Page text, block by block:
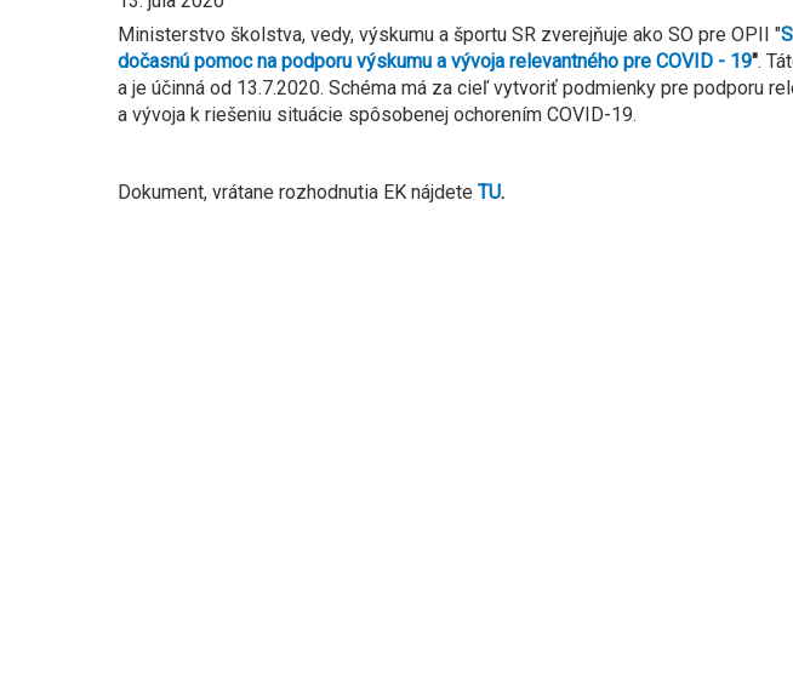
Ministerstvo školstva, vedy, výskumu a športu SR zverejňuje ako SO pre OPII "
dočasnú pomoc na podporu výskumu a vývoja relevantného pre COVID - 19".
a je účinná od 13.7.2020. Schéma má za cieľ vytvoriť podmienky pre podporu
a vývoja k riešeniu situácie spôsobenej ochorením COVID-19.
Dokument, vrátane rozhodnutia EK nájdete TU.